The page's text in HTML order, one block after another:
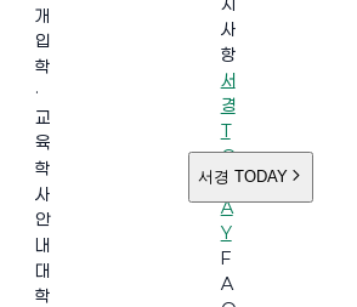
개
입
학
·
교
육
학
사
안
내
대
학
사
항
서
경
T
O
D
A
Y
F
A
서경 TODAY